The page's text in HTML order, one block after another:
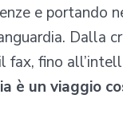
e portando
Dalla
fax, fino
è un viaggio